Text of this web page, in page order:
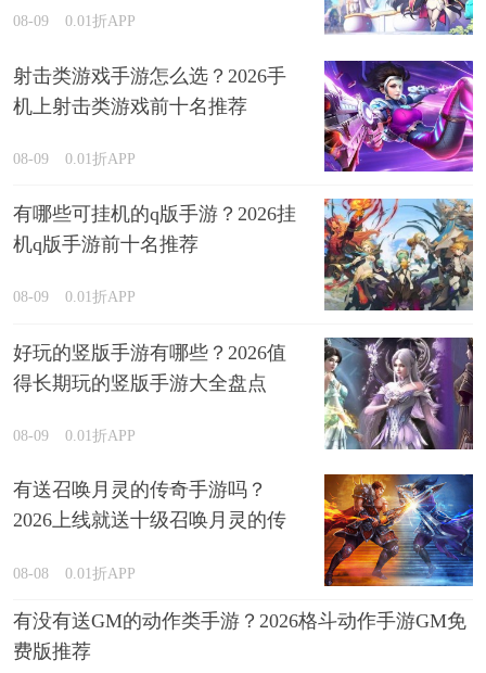
08-09 0.01折APP
射击类游戏手游怎么选？2026手
机上射击类游戏前十名推荐
08-09 0.01折APP
有哪些可挂机的q版手游？2026挂
机q版手游前十名推荐
08-09 0.01折APP
好玩的竖版手游有哪些？2026值
得长期玩的竖版手游大全盘点
08-09 0.01折APP
有送召唤月灵的传奇手游吗？
2026上线就送十级召唤月灵的传
08-08 0.01折APP
有没有送GM的动作类手游？2026格斗动作手游GM免
费版推荐